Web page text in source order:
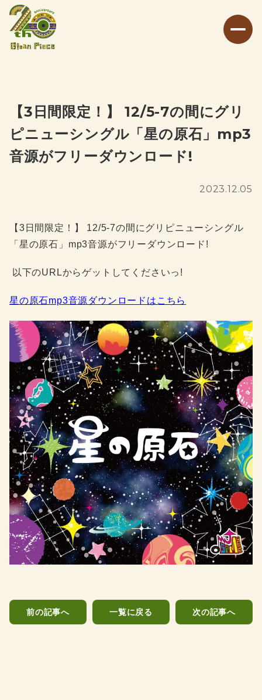
【3日間限定！】 12/5-7の間にグリ
ピニューシングル「星の原石」mp3
音源がフリーダウンロード!
2023.12.05
【3日間限定！】 12/5-7の間にグリピニューシングル
「星の原石」mp3音源がフリーダウンロード!
以下のURLからゲットしてくださいっ!
星の原石mp3音源ダウンロードはこちら
前の記事へ 一覧に戻る 次の記事へ